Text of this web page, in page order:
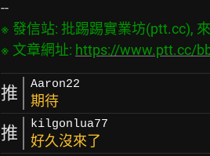
※ 發信站: 批踢踢實業坊(ptt.cc),
※ 文章網址: https://www.ptt.cc/
推 Aaron22
期待
推 kilgonlua77
好久沒來了